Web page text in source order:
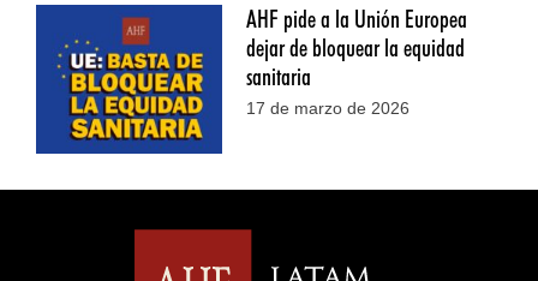
AHF pide a la Unión Europea
dejar de bloquear la equidad
sanitaria
17 de marzo de 2026